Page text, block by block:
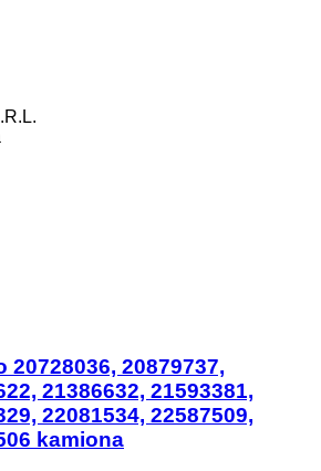
20728036, 20879737,
21386632, 21593381,
22081534, 22587509,
kamiona